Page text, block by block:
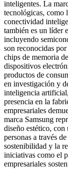
inteligentes. La
tecnológicas, como
conectividad
también es un líder
incluyendo
son reconocidas
chips de memoria
dispositivos
productos de
en investigación y
inteligencia
presencia en la
empresariales
marca Samsung
diseño estético,
personas a través
sostenibilidad y la
iniciativas como el
empresariales